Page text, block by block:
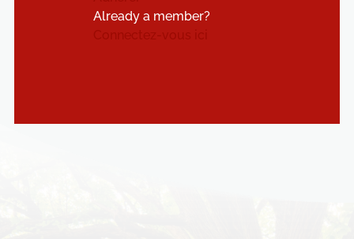
Already a member?